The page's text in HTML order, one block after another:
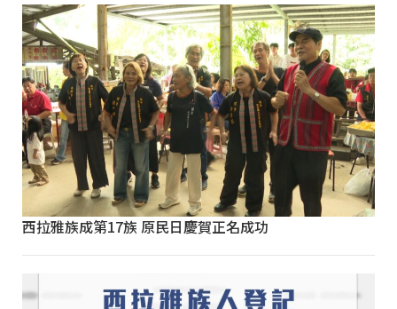
西拉雅族成第17族 原民日慶賀正名成功